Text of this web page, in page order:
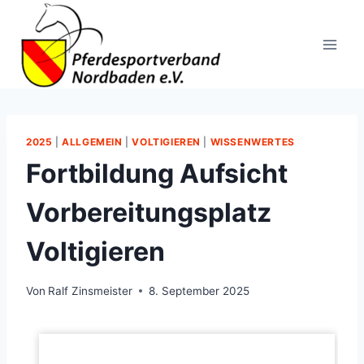
springen
2025 |ALLGEMEIN |VOLTIGIEREN WISSENWERTES
Fortbildung Aufsicht
Vorbereitungsplatz
Voltigieren
Von Ralf Zinsmeister 8. September 2025